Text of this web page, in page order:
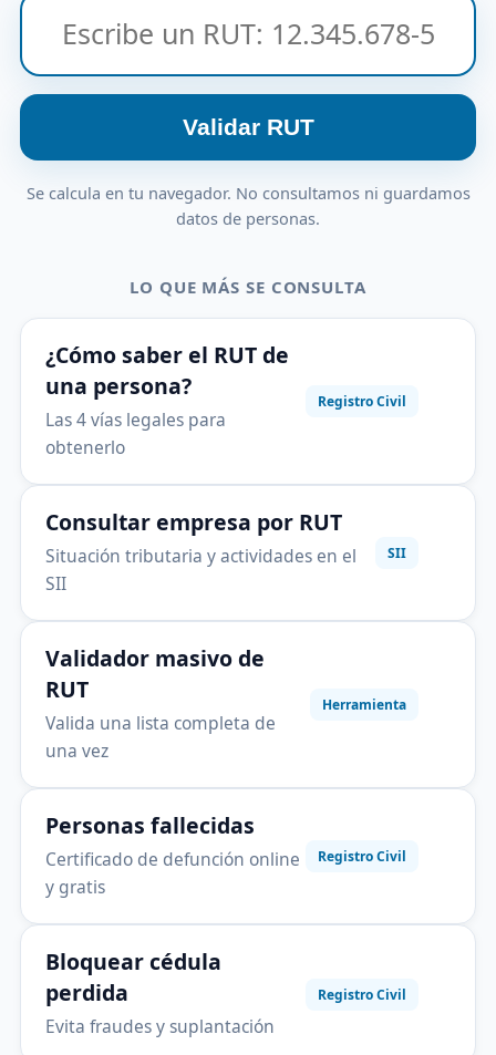
Validar RUT
Se calcula en tu navegador. No consultamos ni guardamos
datos de personas.
LO QUE MÁS SE CONSULTA
¿Cómo saber el RUT de
una persona?
Las 4 vías legales para
obtenerlo
Registro Civil
Consultar empresa por RUT
Situación tributaria y actividades en el
SII
SII
Validador masivo de
RUT
Valida una lista completa de
una vez
Herramienta
Personas fallecidas
Certificado de defunción online
y gratis
Registro Civil
Bloquear cédula
perdida
Evita fraudes y suplantación
Registro Civil